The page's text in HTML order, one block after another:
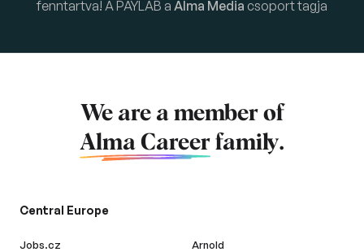
fenntartva! A PAYLAB a Alma Media csoport tagja
We are a member of
Alma Career family.
Central Europe
Jobs.cz
Arnold